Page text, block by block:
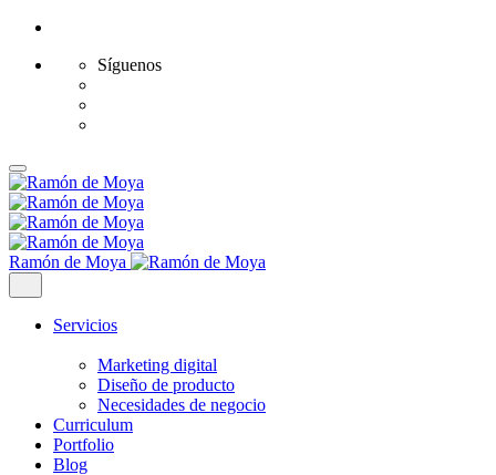
Síguenos
Saltar
al
contenido
Ramón de Moya
Servicios
Marketing digital
Diseño de producto
Necesidades de negocio
Curriculum
Portfolio
Blog